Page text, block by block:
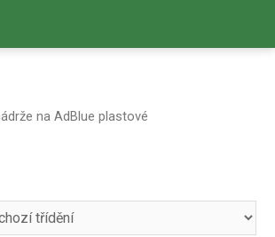
na AdBlue plastové